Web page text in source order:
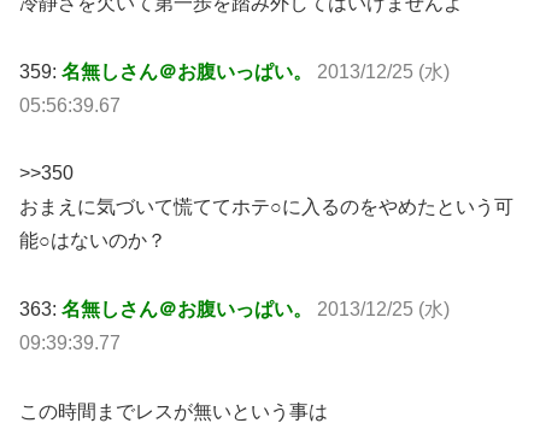
359: 名無しさん＠お腹いっぱい。 2013/12/25 (水)
05:56:39.67
>>350
おまえに気づいて慌ててホテ○に入るのをやめたという可
能○はないのか？
363: 名無しさん＠お腹いっぱい。 2013/12/25 (水)
09:39:39.77
この時間までレスが無いという事は